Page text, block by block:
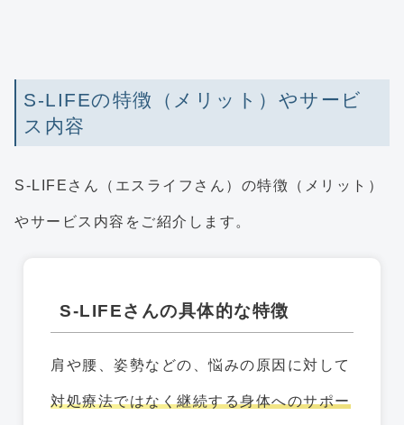
S-LIFEの特徴（メリット）やサービ
ス内容
S-LIFEさん（エスライフさん）の特徴（メリット）
やサービス内容をご紹介します。
S-LIFEさんの具体的な特徴
肩や腰、姿勢などの、悩みの原因に対して
対処療法ではなく継続する身体へのサポー